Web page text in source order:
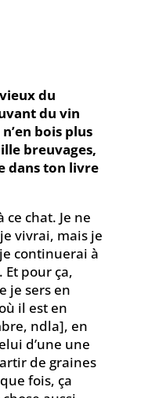
du
du vin
bois plus
breuvages,
dans ton livre
chat. Je ne
vivrai, mais je
continuerai à
pour ça,
je sers en
il est en
ndla], en
d’une une
de graines
fois, ça